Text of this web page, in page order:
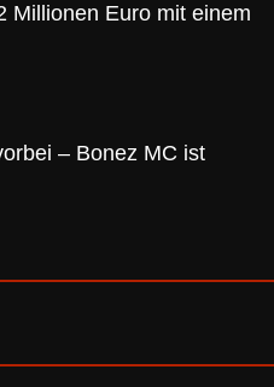
Millionen Euro mit einem
– Bonez MC ist